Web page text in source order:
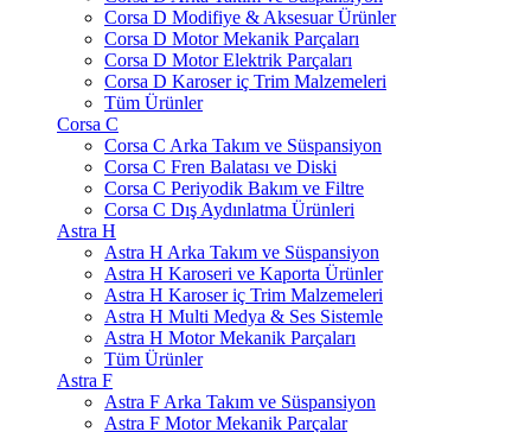
Corsa D Modifiye & Aksesuar Ürünler
Corsa D Motor Mekanik Parçaları
Corsa D Motor Elektrik Parçaları
Corsa D Karoser iç Trim Malzemeleri
Tüm Ürünler
Corsa C
Corsa C Arka Takım ve Süspansiyon
Corsa C Fren Balatası ve Diski
Corsa C Periyodik Bakım ve Filtre
Corsa C Dış Aydınlatma Ürünleri
Astra H
Astra H Arka Takım ve Süspansiyon
Astra H Karoseri ve Kaporta Ürünler
Astra H Karoser iç Trim Malzemeleri
Astra H Multi Medya & Ses Sistemle
Astra H Motor Mekanik Parçaları
Tüm Ürünler
Astra F
Astra F Arka Takım ve Süspansiyon
Astra F Motor Mekanik Parçalar